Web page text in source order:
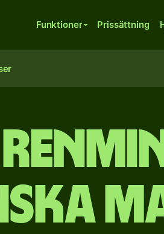
Funktioner Prissättning